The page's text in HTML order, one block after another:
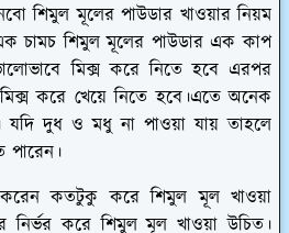
শিমুল মূলের পাউডার খাওয়ার নিয়ম
চামচ শিমুল মূলের পাউডার এক কাপ
মিক্স করে নিতে হবে এরপর
করে খেয়ে নিতে হবে।এতে অনেক
যদি দুধ ও মধু না পাওয়া যায় তাহলে
পারেন।
কতটুকু করে শিমুল মূল খাওয়া
নির্ভর করে শিমুল মূল খাওয়া উচিত।